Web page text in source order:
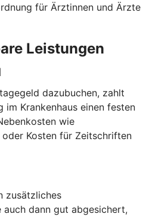
für Ärztinnen und Ärzte
Leistungen
dazubuchen, zahlt
im Krankenhaus einen festen
wie
Kosten für Zeitschriften
zusätzliches
auch dann gut abgesichert,